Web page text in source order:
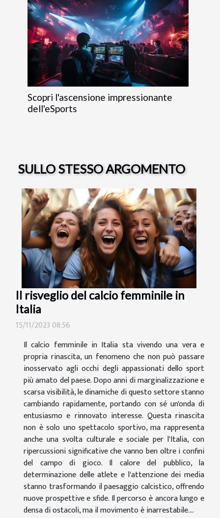
Scopri l'ascensione impressionante
dell'eSports
SULLO STESSO ARGOMENTO
Il risveglio del calcio femminile in
Italia
15/11/2023 08:56
Il calcio femminile in Italia sta vivendo una vera e
propria rinascita, un fenomeno che non può passare
inosservato agli occhi degli appassionati dello sport
più amato del paese. Dopo anni di marginalizzazione e
scarsa visibilità, le dinamiche di questo settore stanno
cambiando rapidamente, portando con sé un'onda di
entusiasmo e rinnovato interesse. Questa rinascita
non è solo uno spettacolo sportivo, ma rappresenta
anche una svolta culturale e sociale per l'Italia, con
ripercussioni significative che vanno ben oltre i confini
del campo di gioco. Il calore del pubblico, la
determinazione delle atlete e l'attenzione dei media
stanno trasformando il paesaggio calcistico, offrendo
nuove prospettive e sfide. Il percorso è ancora lungo e
densa di ostacoli, ma il movimento è inarrestabile....